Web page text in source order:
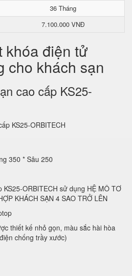
36 Tháng
7.100.000 VNĐ
khóa điện tử
cho khách sạn
cao cấp KS25-
350 * Sâu 250
KS25-ORBITECH sử dụng HỆ MÔ TƠ
KHÁCH SẠN 4 SAO TRỞ LÊN
thiết kế nhỏ gọn, màu sắc hài hòa
chống trầy xước)